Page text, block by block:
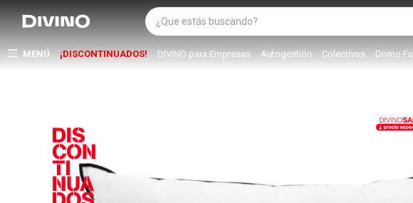
MENÚ ¡DISCONTINUADOS! DIVINO para Empresas Autogestión Colectivos Divino Full